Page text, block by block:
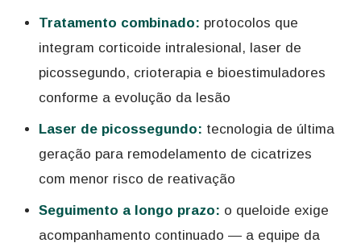
Tratamento combinado: protocolos que
integram corticoide intralesional, laser de
picossegundo, crioterapia e bioestimuladores
conforme a evolução da lesão
Laser de picossegundo: tecnologia de última
geração para remodelamento de cicatrizes
com menor risco de reativação
Seguimento a longo prazo: o queloide exige
acompanhamento continuado — a equipe da